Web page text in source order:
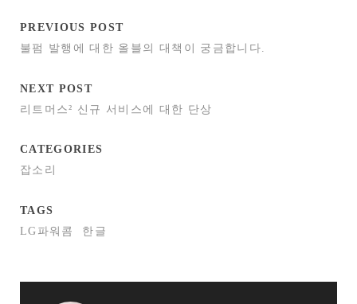
PREVIOUS POST
불펌 발행에 대한 올블의 대책이 궁금합니다.
NEXT POST
리트머스² 신규 서비스에 대한 단상
CATEGORIES
잡소리
TAGS
LG파워콤
한글